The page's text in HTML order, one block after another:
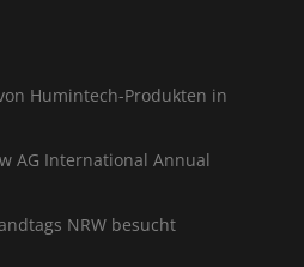
Humintech-Produkten in
AG International Annual
NRW besucht